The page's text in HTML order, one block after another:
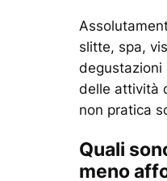
slitte, spa,
degustazioni
delle attività
non pratica
Quali
meno